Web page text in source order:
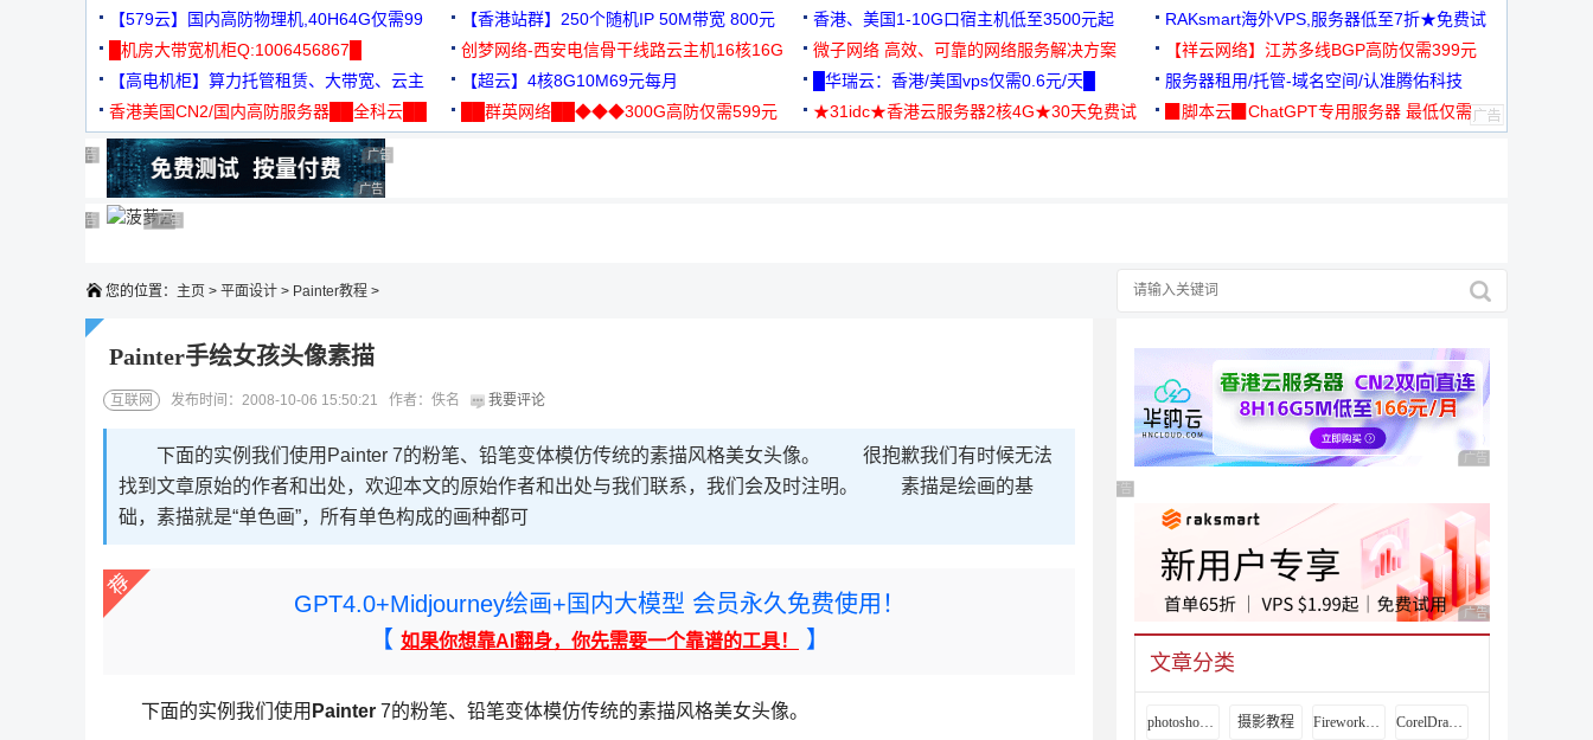
99元/月起
用★
【579云】国内高防物理机,40H64G仅需99
元
【香港站群】250个随机IP 50M带宽 800元 香港、美国1-10G口宿主机低至3500元起
RAKsmart海外VPS,服务器低至7折★免费试
用★
█机房大带宽机柜Q:1006456867█
创梦网络-西安电信骨干线路云主机16核16G
88元/月
微子网络 高效、可靠的网络服务解决方案
【祥云网络】江苏多线BGP高防仅需399元
【高电机柜】算力托管租赁、大带宽、云主
机
【超云】4核8G10M69元每月 █华瑞云：香港/美国vps仅需0.6元/天█
服务器租用/托管-域名空间/认准腾佑科技
香港美国CN2/国内高防服务器██全科云██
██群英网络██◆◆◆300G高防仅需599元
★31idc★香港云服务器2核4G★30天免费试
▉脚本云▉ChatGPT专用服务器 最低仅需
广告 商业广告，理性选择
广告 商业广告，理性选择
广告 商业广告，理性选择
广告 商业广告，理性选择
广告 商业广告，理性选择
广告 商业广告，理性选择
广告 商业广告，理性选择
广告 商业广告，理性选择广告 商业广告，理性选择
广告 商业广告，理性选择
您的位置： 主页 > 平面设计 > Painter教程 >
Painter手绘女孩头像素描
互联网 发布时间：2008-10-06 15:50:21 作者：佚名 我要评论
下面的实例我们使用Painter 7的粉笔、铅笔变体模仿传统的素描风格美女头像。 很抱歉我们有时候无法
找到文章原始的作者和出处，欢迎本文的原始作者和出处与我们联系，我们会及时注明。 素描是绘画的基
础，素描就是“单色画”，所有单色构成的画种都可
GPT4.0+Midjourney绘画+国内大模型 会员永久免费使用！
【 如果你想靠AI翻身，你先需要一个靠谱的工具！ 】
下面的实例我们使用 Painter 7的粉笔、铅笔变体模仿传统的素描风格美女头像。
广告 商业广告，理性
广告 商业广告，理性选择
广告 商业广告，理性
文章分类
photoshop教程 摄影教程 Fireworks教程 CorelDraw教程